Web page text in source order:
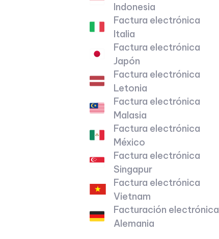
Indonesia
Factura electrónica
Italia
Factura electrónica
Japón
Factura electrónica
Letonia
Factura electrónica
Malasia
Factura electrónica
México
Factura electrónica
Singapur
Factura electrónica
Vietnam
Facturación electrónica
Alemania